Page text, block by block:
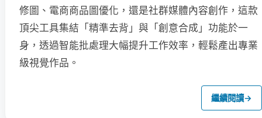
修圖、電商商品圖優化，還是社群媒體內容創作，這款
頂尖工具集結「精準去背」與「創意合成」功能於一
身，透過智能批處理大幅提升工作效率，輕鬆產出專業
級視覺作品。
繼續閱讀→